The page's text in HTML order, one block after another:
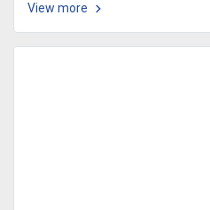
View more